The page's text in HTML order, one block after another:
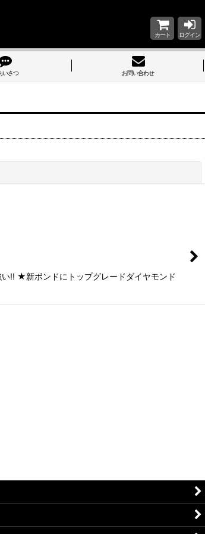
カート ログイン
いさつ お問い合わせ
!! ★新ボンドにトップグレードダイヤモンド